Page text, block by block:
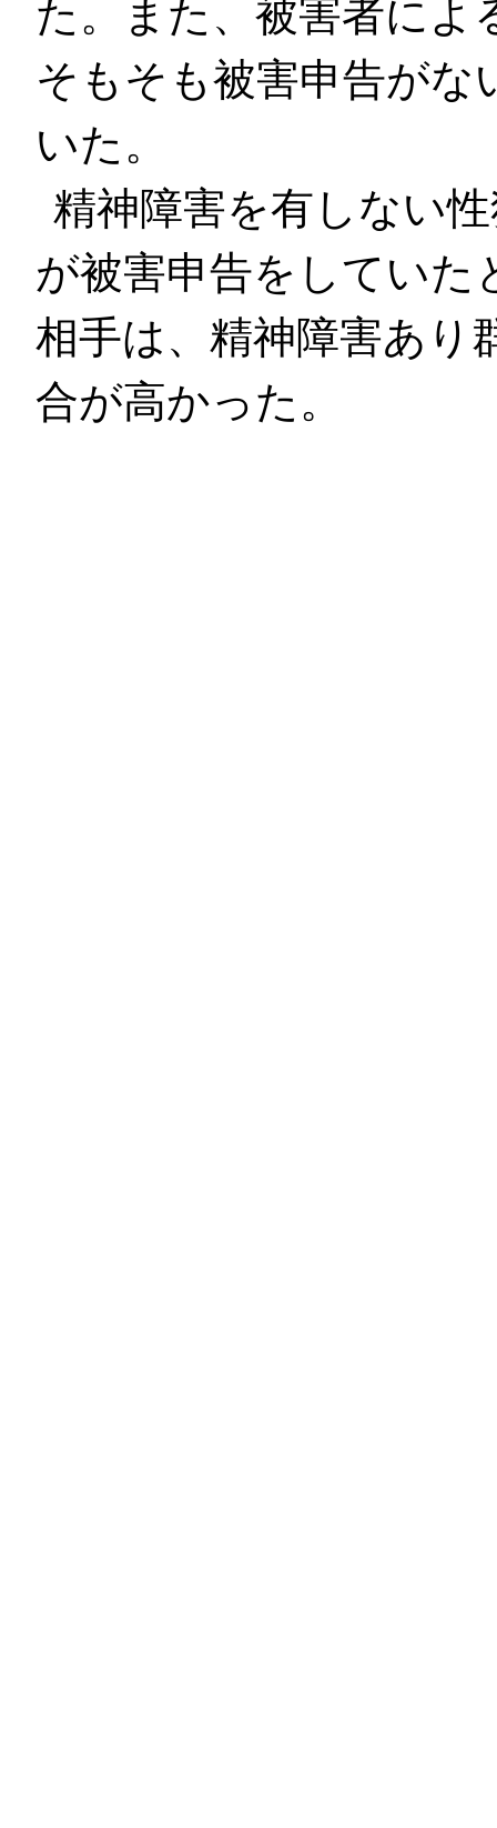
た。また、被害者によ
そもそも被害申告がな
いた。
精神障害を有しない
が被害申告をしていた
相手は、精神障害あり
合が高かった。